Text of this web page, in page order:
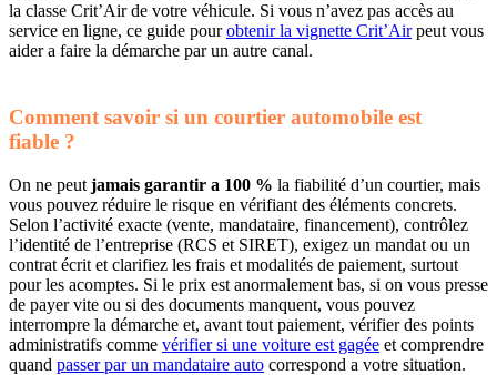
la classe Crit’Air de votre véhicule. Si vous n’avez pas accès au
service en ligne, ce guide pourobtenir la vignette Crit’Airpeut vous
aider a faire la démarche par un autre canal.
Comment savoir si un courtier automobile est
fiable ?
On ne peut jamais garantir a 100 % la fiabilité d’un courtier, mais
vous pouvez réduire le risque en vérifiant des éléments concrets.
Selon l’activité exacte (vente, mandataire, financement), contrôlez
l’identité de l’entreprise (RCS et SIRET), exigez un mandat ou un
contrat écrit et clarifiez les frais et modalités de paiement, surtout
pour les acomptes. Si le prix est anormalement bas, si on vous presse
de payer vite ou si des documents manquent, vous pouvez
interrompre la démarche et, avant tout paiement, vérifier des points
administratifs comme vérifier si une voiture est gagée et comprendre
quand passer par un mandataire auto correspond a votre situation.